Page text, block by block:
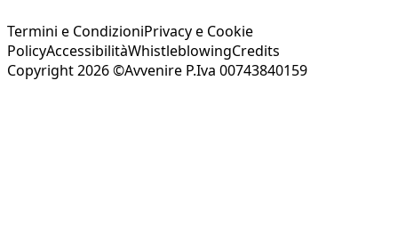
Termini e CondizioniPrivacy e Cookie
PolicyAccessibilitàWhistleblowingCredits
Copyright 2026 ©Avvenire P.Iva 00743840159